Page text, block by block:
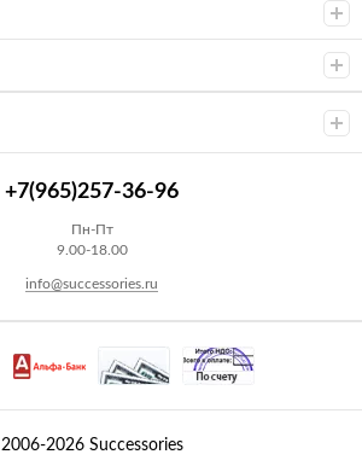
+7(965)257-36-96
Пн-Пт
9.00-18.00
info@successories.ru
2006-2026 Successories